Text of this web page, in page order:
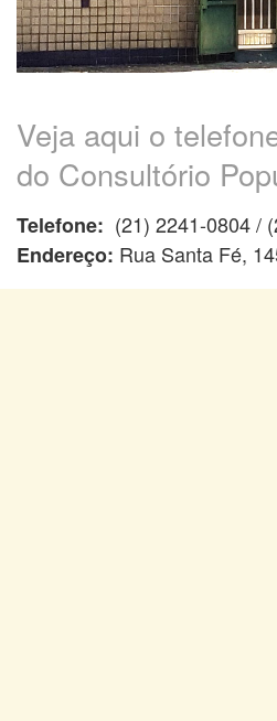
Veja aqui o
do Consultório
Telefone: (21) 2241-0804 /
Endereço: Rua Santa Fé,